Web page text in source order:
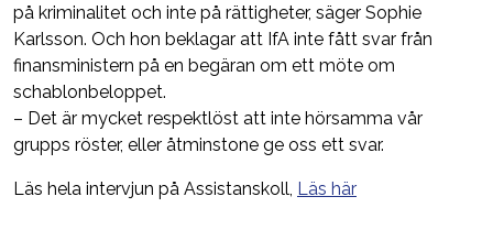
på kriminalitet och inte på rättigheter, säger Sophie
Karlsson. Och hon beklagar att IfA inte fått svar från
finansministern på en begäran om ett möte om
schablonbeloppet.
– Det är mycket respektlöst att inte hörsamma vår
grupps röster, eller åtminstone ge oss ett svar.
Läs hela intervjun på Assistanskoll, Läs här